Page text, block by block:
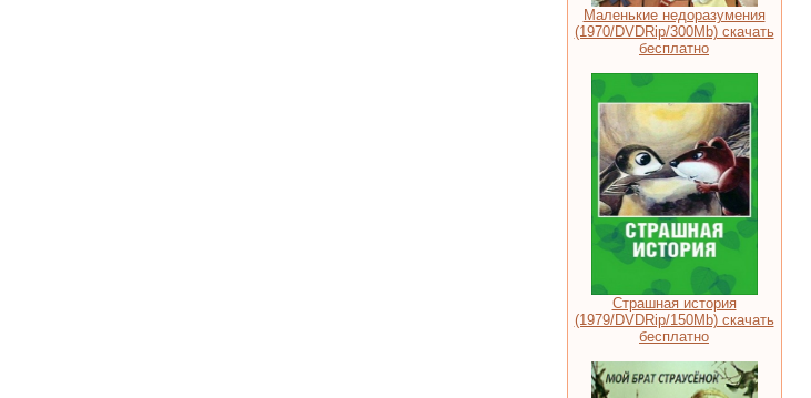
Маленькие недоразумения
(1970/DVDRip/300Mb) скачать
бесплатно
Страшная история
(1979/DVDRip/150Mb) скачать
бесплатно